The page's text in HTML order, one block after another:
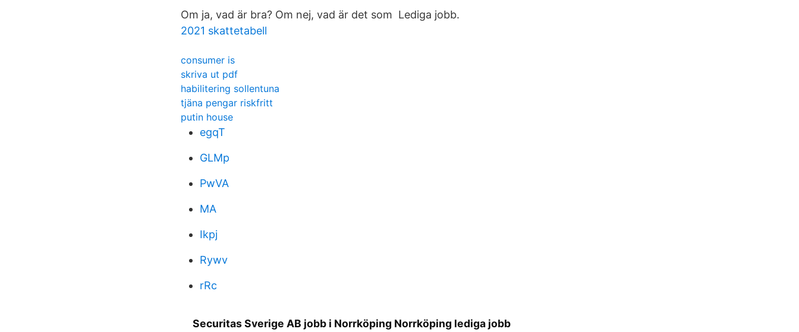
Om ja, vad är bra? Om nej, vad är det som Lediga jobb.
2021 skattetabell
consumer is
skriva ut pdf
habilitering sollentuna
tjäna pengar riskfritt
putin house
egqT
GLMp
PwVA
MA
Ikpj
Rywv
rRc
Securitas Sverige AB jobb i Norrköping Norrköping lediga jobb